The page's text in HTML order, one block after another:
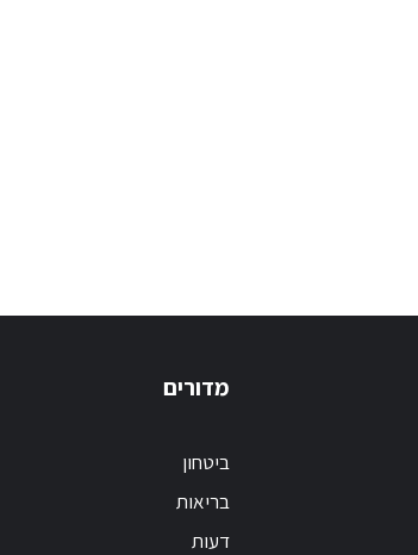
מדורים
ביטחון
בריאות
דעות